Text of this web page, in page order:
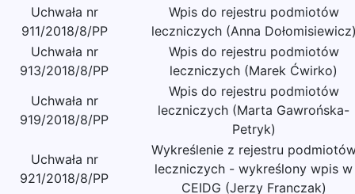
Uchwała nr
911/2018/8/PP
Wpis do rejestru podmiotów
leczniczych (Anna
Uchwała nr
913/2018/8/PP
Wpis do rejestru podmiotów
leczniczych (Marek Ćwirko)
Uchwała nr
919/2018/8/PP
Wpis do rejestru podmiotów
leczniczych (Marta Gawrońska-
Petryk)
Uchwała nr
921/2018/8/PP
Wykreślenie z rejestru
leczniczych - wykreślony wpis w
CEIDG (Jerzy Franczak)